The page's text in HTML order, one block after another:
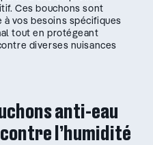
Ces bouchons sont
vos besoins spécifiques
tout en protégeant
diverses nuisances
anti-eau
l’humidité